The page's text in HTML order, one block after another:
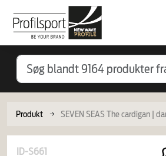
Produkt SEVEN SEAS The cardigan |
ID-S661